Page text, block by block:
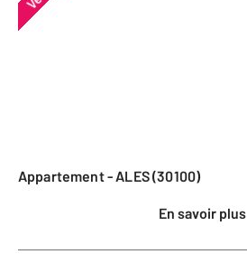
Appartement - ALES (30100)
En savoir plus